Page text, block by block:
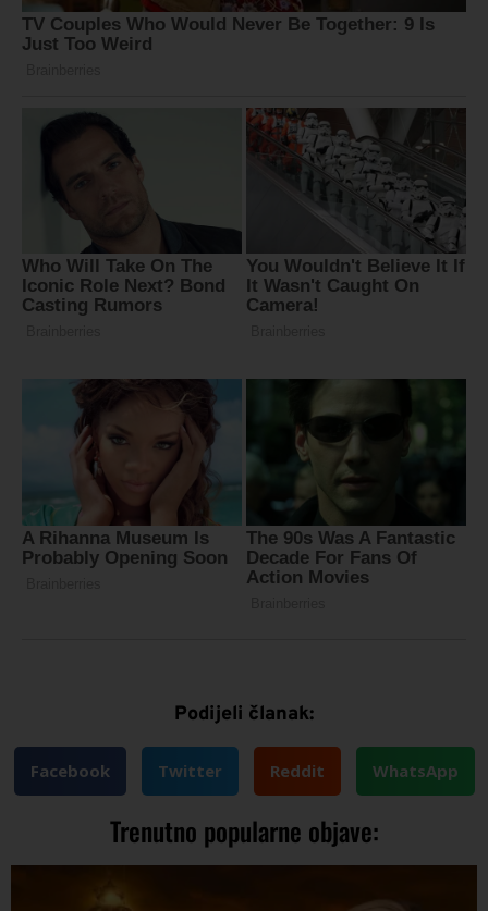
Podijeli članak:
Facebook Twitter Reddit WhatsApp
Trenutno popularne objave: